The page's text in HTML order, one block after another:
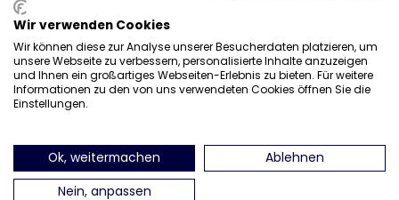
Dystrybucja
+48 52 381 07 31
kontakt@trixiepolska.pl
znajdź nas na Instagramieznajdź nas na Facebooku
znajdź nas
Wir verwenden Cookies
Wir können diese zur Analyse unserer Besucherdaten platzieren, um
unsere Webseite zu verbessern, personalisierte Inhalte anzuzeigen
und Ihnen ein großartiges Webseiten-Erlebnis zu bieten. Für weitere
Informationen zu den von uns verwendeten Cookies öffnen Sie die
Einstellungen.
Ok, weitermachen
Ablehnen
Nein, anpassen